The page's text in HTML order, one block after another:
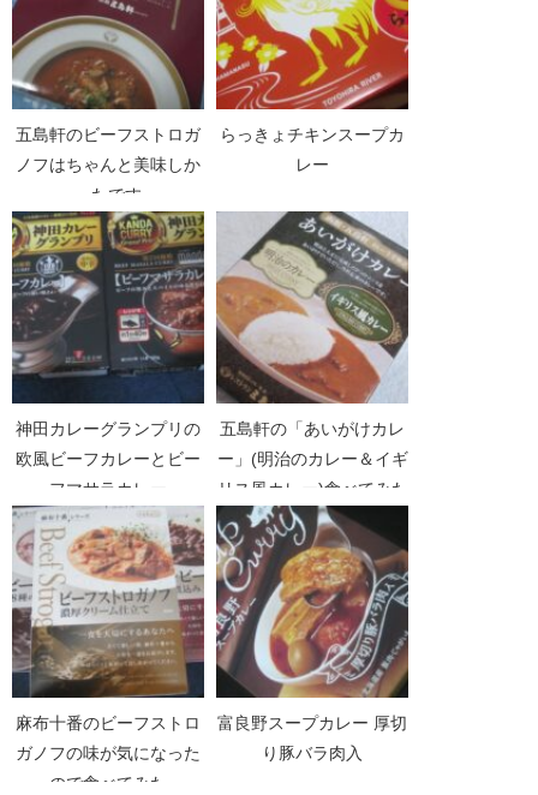
五島軒のビーフストロガ
ノフはちゃんと美味しか
ったです
らっきょチキンスープカ
レー
神田カレーグランプリの
欧風ビーフカレーとビー
フマサラカレー
五島軒の「あいがけカレ
ー」(明治のカレー＆イギ
リス風カレー)食べてみた
麻布十番のビーフストロ
ガノフの味が気になった
ので食べてみた
富良野スープカレー 厚切
り豚バラ肉入